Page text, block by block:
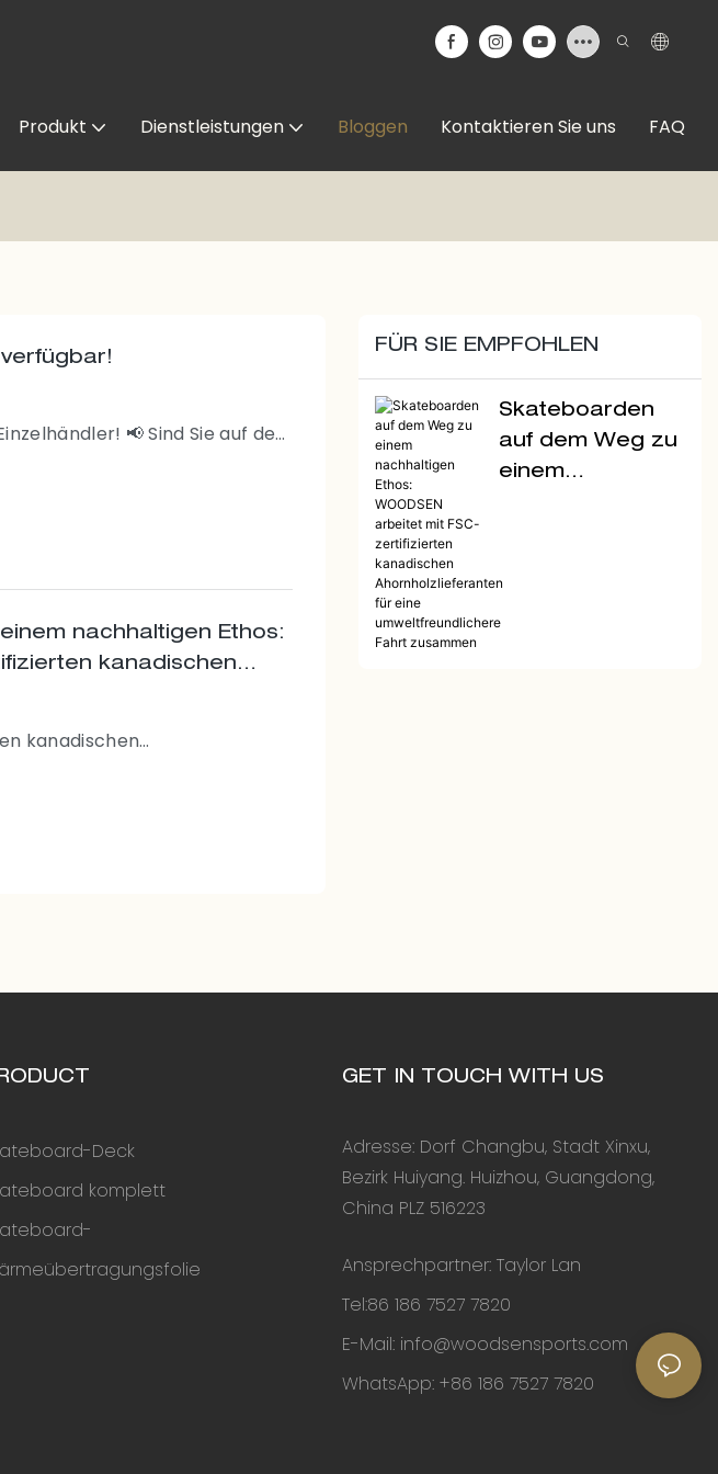
Produkt Dienstleistungen Bloggen Kontaktieren Sie uns FAQ
📢 Sind Sie auf der
die Ihren Kunden
Produktpalette
nachhaltigen Ethos:
kanadischen
kanadischen
nachhaltige Produktion von
FÜR SIE EMPFOHLEN
Skateboarden
auf dem Weg zu
einem
zertifizierten
Deck
komplett
GET IN TOUCH WITH US
Adresse: Dorf Changbu, Stadt Xinxu,
Bezirk Huiyang. Huizhou, Guangdong,
China PLZ 516223
Ansprechpartner: Taylor Lan
Tel:86 186 7527 7820
E-Mail: info@woodsensports.com
WhatsApp: +86 186 7527 7820